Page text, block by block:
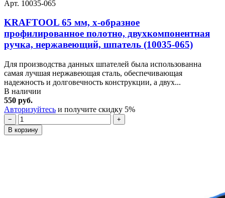
Арт. 10035-065
KRAFTOOL 65 мм, х-образное
профилированное полотно, двухкомпонентная
ручка, нержавеющий, шпатель (10035-065)
Для производства данных шпателей была использованна
самая лучшая нержавеющая сталь, обеспечивающая
надежность и долговечность конструкции, а двух...
В наличии
550 руб.
Авторизуйтесь и получите скидку 5%
−
+
В корзину